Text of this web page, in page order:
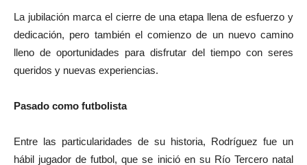
La jubilación marca el cierre de una etapa llena de esfuerzo y
dedicación, pero también el comienzo de un nuevo camino
lleno de oportunidades para disfrutar del tiempo con seres
queridos y nuevas experiencias.
Pasado como futbolista
Entre las particularidades de su historia, Rodríguez fue un
hábil jugador de futbol, que se inició en su Río Tercero natal